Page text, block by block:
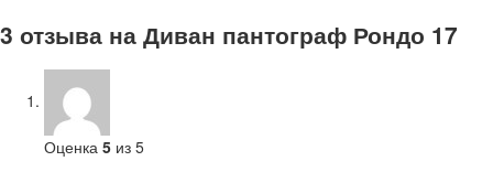
3 отзыва на Диван пантограф Рондо 17
Оценка 5 из 5